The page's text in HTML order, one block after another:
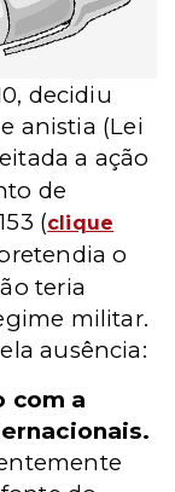
decidiu
anistia (Lei
a ação
de
(clique
o
teria
militar.
ausência:
com a